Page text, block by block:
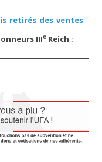
retirés des ventes
IIIe Reich ;